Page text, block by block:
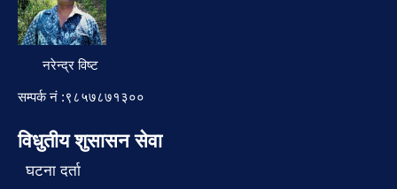
नरेन्द्र विष्ट
सम्पर्क नं :९८५७८७१३००
विधुतीय शुसासन सेवा
घटना दर्ता